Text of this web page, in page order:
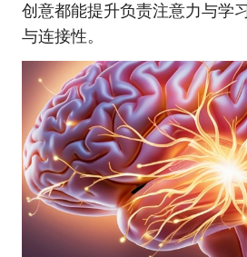
创意都能提升负责注意力与学
与连接性。